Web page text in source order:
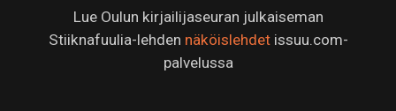
Lue Oulun kirjailijaseuran julkaiseman
Stiiknafuulia-lehden näköislehdetissuu.com-
palvelussa